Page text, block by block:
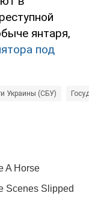
янтаря,
под
Украины (СБУ)